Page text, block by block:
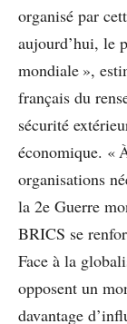
organisé par
aujourd’hui, le
mondiale »,
français du
sécurité
économique. «
organisations
la 2e Guerre
BRICS se
Face à la
opposent un
davantage